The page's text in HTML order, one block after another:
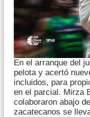
En el arranque del
pelota y acertó
incluidos, para
en el parcial. Mirza
colaboraron abajo
zacatecanos se